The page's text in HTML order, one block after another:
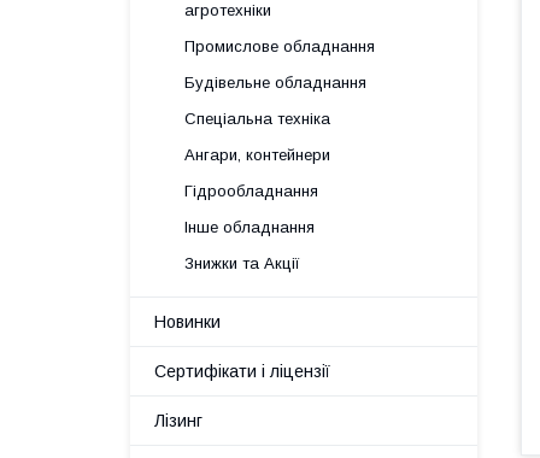
агротехніки
Промислове обладнання
Будівельне обладнання
Спеціальна техніка
Ангари, контейнери
Гідрообладнання
Інше обладнання
Знижки та Акції
Новинки
Сертифікати і ліцензії
Лізинг